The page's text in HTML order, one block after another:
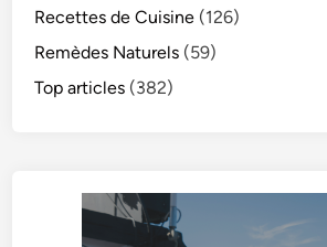
Recettes de Cuisine (126)
Remèdes Naturels (59)
Top articles (382)